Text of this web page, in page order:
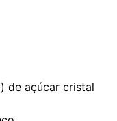
de açúcar cristal